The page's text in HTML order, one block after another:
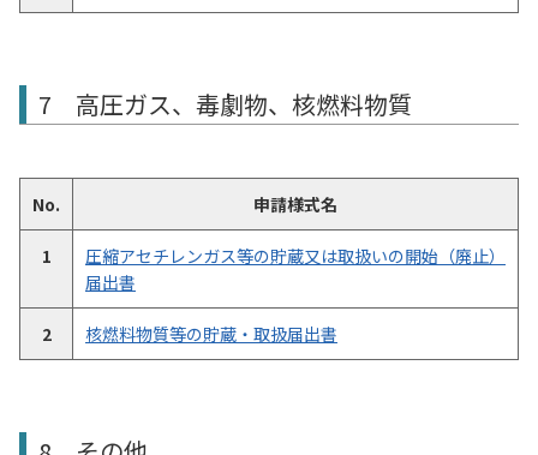
7 高圧ガス、毒劇物、核燃料物質
No. 申請様式名
1
圧縮アセチレンガス等の貯蔵又は取扱いの開始（廃止）
届出書
2 核燃料物質等の貯蔵・取扱届出書